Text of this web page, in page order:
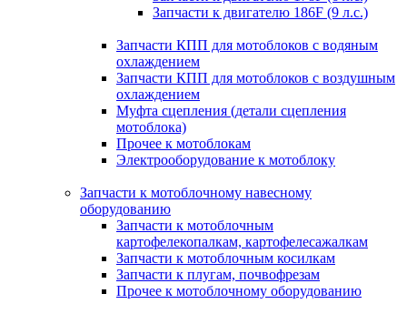
Запчасти к двигателю 186F (9 л.с.)
Запчасти КПП для мотоблоков с водяным
охлаждением
Запчасти КПП для мотоблоков с воздушным
охлаждением
Муфта сцепления (детали сцепления
мотоблока)
Прочее к мотоблокам
Электрооборудование к мотоблоку
Запчасти к мотоблочному навесному
оборудованию
Запчасти к мотоблочным
картофелекопалкам, картофелесажалкам
Запчасти к мотоблочным косилкам
Запчасти к плугам, почвофрезам
Прочее к мотоблочному оборудованию